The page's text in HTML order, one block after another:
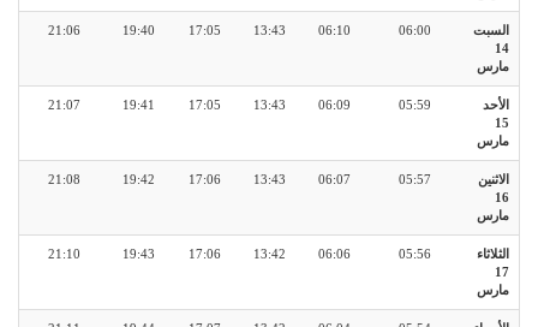
السبت
14
مارس
06:00
06:10
13:43
17:05
19:40
21:06
الأحد
15
مارس
05:59
06:09
13:43
17:05
19:41
21:07
الاثنين
16
مارس
05:57
06:07
13:43
17:06
19:42
21:08
الثلاثاء
17
مارس
05:56
06:06
13:42
17:06
19:43
21:10